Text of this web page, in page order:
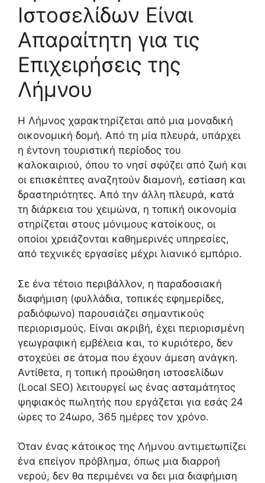
Ιστοσελίδων Είναι
Απαραίτητη για τις
Επιχειρήσεις της
Λήμνου
Η Λήμνος χαρακτηρίζεται από μια μοναδική
οικονομική δομή. Από τη μία πλευρά, υπάρχει
η έντονη τουριστική περίοδος του
καλοκαιριού, όπου το νησί σφύζει από ζωή και
οι επισκέπτες αναζητούν διαμονή, εστίαση και
δραστηριότητες. Από την άλλη πλευρά, κατά
τη διάρκεια του χειμώνα, η τοπική οικονομία
στηρίζεται στους μόνιμους κατοίκους, οι
οποίοι χρειάζονται καθημερινές υπηρεσίες,
από τεχνικές εργασίες μέχρι λιανικό εμπόριο.
Σε ένα τέτοιο περιβάλλον, η παραδοσιακή
διαφήμιση (φυλλάδια, τοπικές εφημερίδες,
ραδιόφωνο) παρουσιάζει σημαντικούς
περιορισμούς. Είναι ακριβή, έχει περιορισμένη
γεωγραφική εμβέλεια και, το κυριότερο, δεν
στοχεύει σε άτομα που έχουν άμεση ανάγκη.
Αντίθετα, η τοπική προώθηση ιστοσελίδων
(Local SEO) λειτουργεί ως ένας ασταμάτητος
ψηφιακός πωλητής που εργάζεται για εσάς 24
ώρες το 24ωρο, 365 ημέρες τον χρόνο.
Όταν ένας κάτοικος της Λήμνου αντιμετωπίζει
ένα επείγον πρόβλημα, όπως μια διαρροή
νερού, δεν θα περιμένει να δει μια διαφήμιση